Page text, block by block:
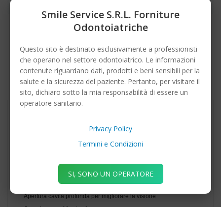
DESCRIZIONE
DETTAGLI DEL PRODOTTO
Frese diamantate a pallina lunga 801L. I diversi diametri e
granulometrie disponibili permettono di scegliere lo strumento
IMPIEGO STRUMENTO ROTANTE
Conservativa
Apertura cavità profonda per migliorare la visione
Smile Service S.r.l. Forniture
Odontoiatriche
Questo sito è destinato esclusivamente a professionisti
che operano nel settore odontoiatrico. Le informazioni
contenute riguardano dati, prodotti e beni sensibili per la
salute e la sicurezza del paziente. Pertanto, per visitare il
sito, dichiaro sotto la mia responsabilità di essere un
operatore sanitario.
Privacy Policy
Termini e Condizioni
SI, SONO UN OPERATORE